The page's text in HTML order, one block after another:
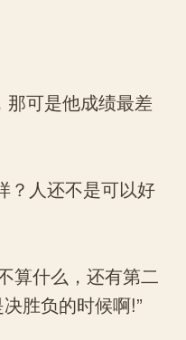
可是他成绩最差
人还不是可以好
算什么，还有第二
胜负的时候啊!”